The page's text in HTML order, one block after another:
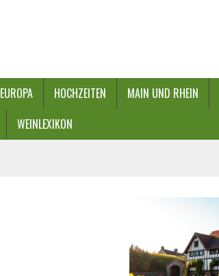
EUROPA HOCHZEITEN MAIN UND RHEIN
WEINLEXIKON